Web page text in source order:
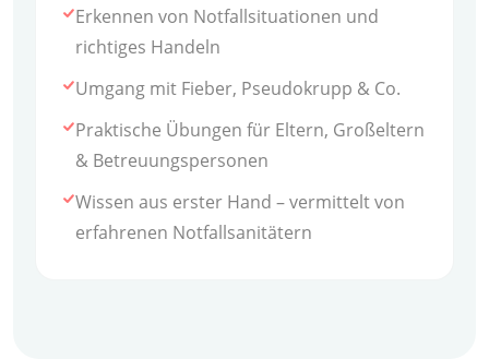
Erkennen von Notfallsituationen und
richtiges Handeln
Umgang mit Fieber, Pseudokrupp & Co.
Praktische Übungen für Eltern, Großeltern
& Betreuungspersonen
Wissen aus erster Hand – vermittelt von
erfahrenen Notfallsanitätern